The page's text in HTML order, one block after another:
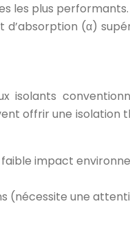
les plus
(α)
isolants
offrir une
impact
(nécessite une